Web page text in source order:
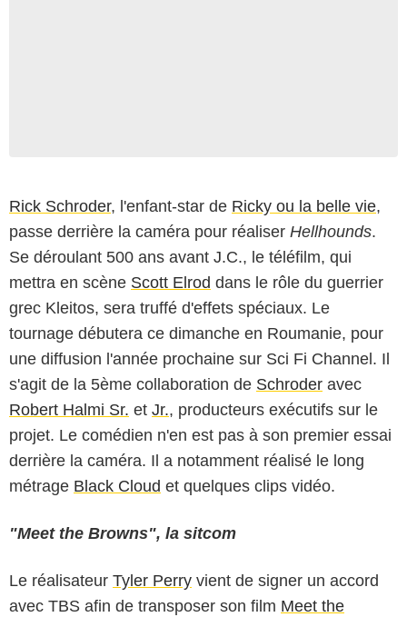
Rick Schroder, l'enfant-star de Ricky ou la belle vie,
passe derrière la caméra pour réaliser Hellhounds.
Se déroulant 500 ans avant J.C., le téléfilm, qui
mettra en scène Scott Elrod dans le rôle du guerrier
grec Kleitos, sera truffé d'effets spéciaux. Le
tournage débutera ce dimanche en Roumanie, pour
une diffusion l'année prochaine sur Sci Fi Channel. Il
s'agit de la 5ème collaboration de Schroder avec
Robert Halmi Sr. et Jr., producteurs exécutifs sur le
projet. Le comédien n'en est pas à son premier essai
derrière la caméra. Il a notamment réalisé le long
métrage Black Cloud et quelques clips vidéo.
"Meet the Browns", la sitcom
Le réalisateur Tyler Perry vient de signer un accord
avec TBS afin de transposer son film Meet the